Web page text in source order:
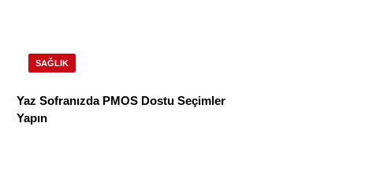
SAĞLIK
Yaz Sofranızda PMOS Dostu Seçimler
Yapın